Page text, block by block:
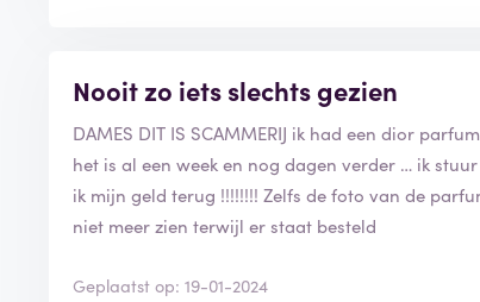
r
i
f
i
e
r
Nooit zo iets slechts gezien
DAMES DIT IS SCAMMERIJ ik had een dior
het is al een week en nog dagen verder … ik
ik mijn geld terug !!!!!!!! Zelfs de foto van de
niet meer zien terwijl er staat besteld
Geplaatst op: 19-01-2024